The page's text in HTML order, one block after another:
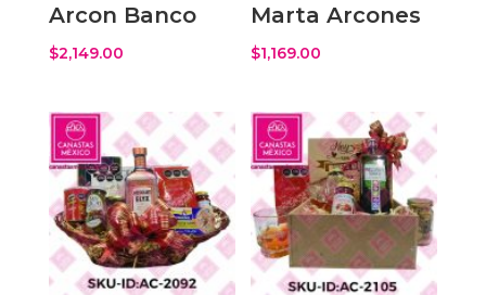
Arcon Banco
$2,149.00
Marta Arcones
$1,169.00